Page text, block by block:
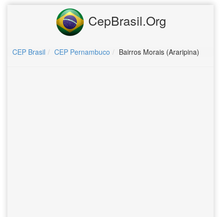
CepBrasil.Org
CEP Brasil CEP Pernambuco Bairros Morais (Araripina)